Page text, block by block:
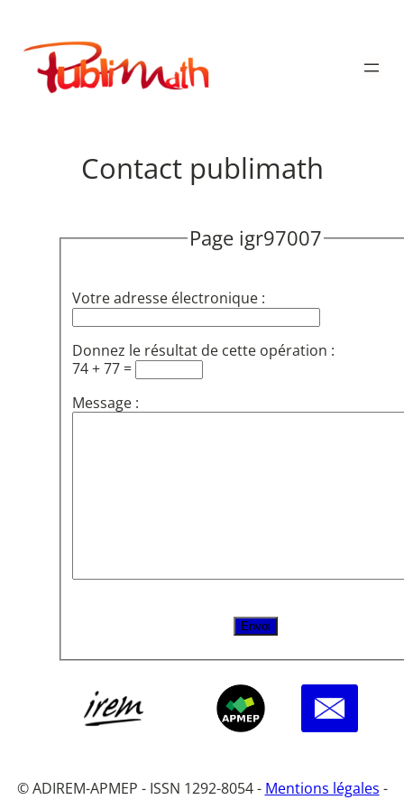
contenu
Publimath
Contact publimath
Page igr97007
Votre adresse électronique :
Donnez le résultat de cette opération :
74 + 77 =
Message :
© ADIREM-APMEP - ISSN 1292-8054 - Mentions légales -